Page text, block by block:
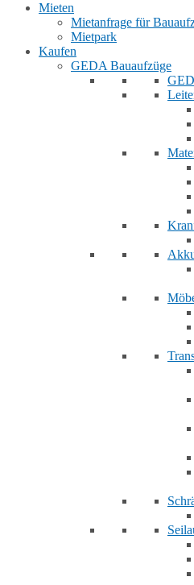
Mieten
Mietanfrage für
Mietpark
Kaufen
GEDA Bauaufzüge